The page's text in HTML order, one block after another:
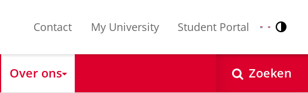
Contact My University Student Portal Nederlands
English
Over ons Zoeken